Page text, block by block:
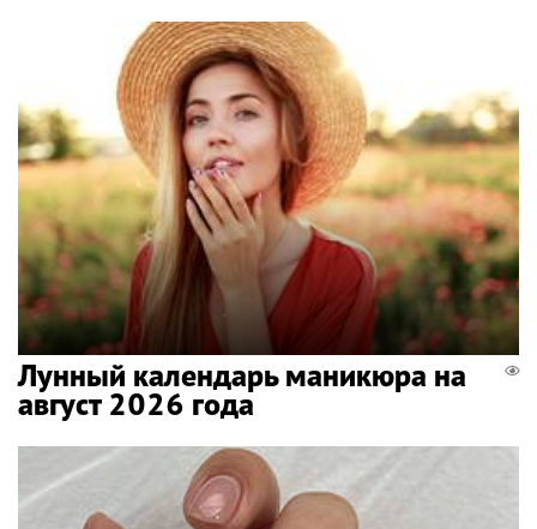
Лунный календарь маникюра на
август 2026 года